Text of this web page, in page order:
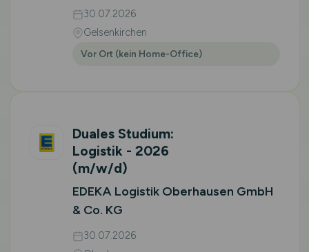
30.07.2026
Gelsenkirchen
Vor Ort (kein Home-Office)
Duales Studium:
Logistik - 2026
(m/w/d)
EDEKA Logistik Oberhausen GmbH
& Co. KG
30.07.2026